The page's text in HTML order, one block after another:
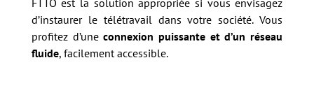
FTTO est la solution appropriée si vous envisagez
d’instaurer le télétravail dans votre société. Vous
profitez d’uneconnexion puissante et d’un réseau
fluide, facilement accessible.